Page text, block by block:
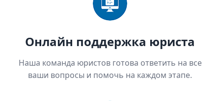
Онлайн поддержка юриста
Наша команда юристов готова ответить на все
ваши вопросы и помочь на каждом этапе.